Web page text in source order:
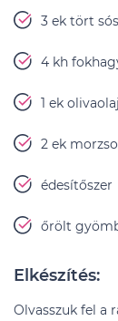
3 ek tört
4 kh
1 ek olivaolaj
2 ek
édesítőszer
őrölt
Elkészítés:
Olvasszuk fel a